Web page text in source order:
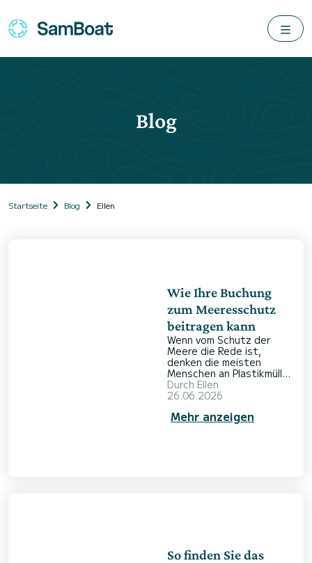
Blog
Startseite Blog Ellen
Wie Ihre Buchung
zum Meeresschutz
beitragen kann
Wenn vom Schutz der
Meere die Rede ist,
denken die meisten
Menschen an Plastikmüll
oder bedrohte Tierarten.
Weniger sichtbar sind die
Delfine beobachten,
Durch Ellen
26.06.2026
Mehr anzeigen
So finden Sie das